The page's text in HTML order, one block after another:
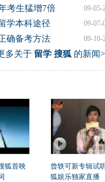
09-05-
考生猛增7倍
09-07-
学本科途径
09-10-
确备考方法
多关于 留学 搜狐 的新闻
狐首映
曾轶可新专辑试
狐娱乐独家直播